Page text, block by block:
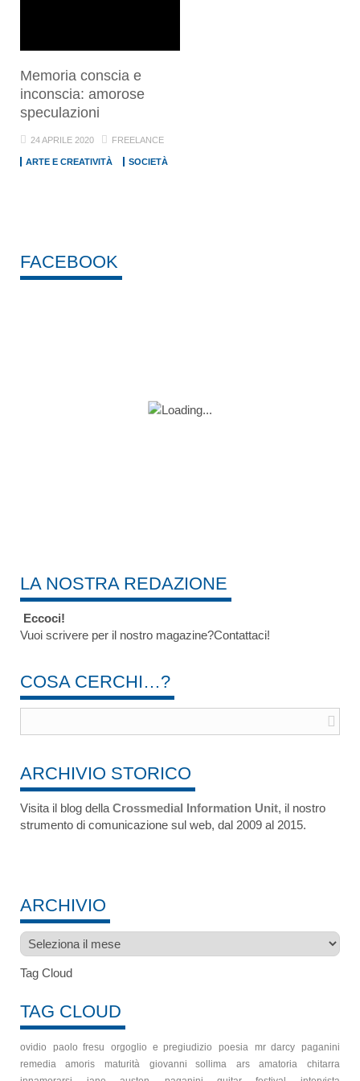
Memoria conscia e
inconscia: amorose
speculazioni
24 APRILE 2020 FREELANCE
ARTE E CREATIVITÀ SOCIETÀ
FACEBOOK
LA NOSTRA REDAZIONE
Eccoci!
Vuoi scrivere per il nostro magazine?Contattaci!
COSA CERCHI…?
ARCHIVIO STORICO
Visita il blog della Crossmedial Information Unit, il nostro
strumento di comunicazione sul web, dal 2009 al 2015.
ARCHIVIO
Archivio
Tag Cloud
TAG CLOUD
ovidio paolo fresu orgoglio e pregiudizio poesia mr darcy paganini
remedia amoris
maturità giovanni sollima ars amatoria
chitarra